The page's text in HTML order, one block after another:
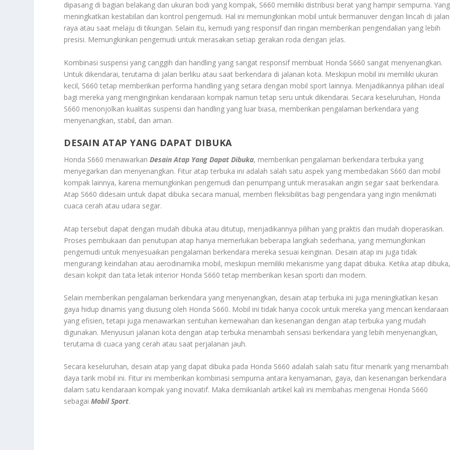
dipasang di bagian belakang dan ukuran bodi yang kompak, S660 memiliki distribusi berat yang hampir sempurna. Yang
meningkatkan kestabilan dan kontrol pengemudi. Hal ini memungkinkan mobil untuk bermanuver dengan lincah di jalan
raya atau saat melaju di tikungan. Selain itu, kemudi yang responsif dan ringan memberikan pengendalian yang lebih
presisi. Memungkinkan pengemudi untuk merasakan setiap gerakan roda dengan jelas.
Kombinasi suspensi yang canggih dan handling yang sangat responsif membuat Honda S660 sangat menyenangkan.
Untuk dikendarai, terutama di jalan berliku atau saat berkendara di jalanan kota. Meskipun mobil ini memiliki ukuran
kecil, S660 tetap memberikan performa handling yang setara dengan mobil sport lainnya. Menjadikannya pilihan ideal
bagi mereka yang menginginkan kendaraan kompak namun tetap seru untuk dikendarai. Secara keseluruhan, Honda
S660 menonjolkan kualitas suspensi dan handling yang luar biasa, memberikan pengalaman berkendara yang
menyenangkan, stabil, dan aman.
DESAIN ATAP YANG DAPAT DIBUKA
Honda S660 menawarkanDesain Atap Yang Dapat Dibuka, memberikan pengalaman berkendara terbuka yang
menyegarkan dan menyenangkan. Fitur atap terbuka ini adalah salah satu aspek yang membedakan S660 dari mobil
kompak lainnya, karena memungkinkan pengemudi dan penumpang untuk merasakan angin segar saat berkendara.
Atap S660 didesain untuk dapat dibuka secara manual, memberi fleksibilitas bagi pengendara yang ingin menikmati
cuaca cerah atau udara segar.
Atap tersebut dapat dengan mudah dibuka atau ditutup, menjadikannya pilihan yang praktis dan mudah dioperasikan.
Proses pembukaan dan penutupan atap hanya memerlukan beberapa langkah sederhana, yang memungkinkan
pengemudi untuk menyesuaikan pengalaman berkendara mereka sesuai keinginan. Desain atap ini juga tidak
mengurangi keindahan atau aerodinamika mobil, meskipun memiliki mekanisme yang dapat dibuka. Ketika atap
desain kokpit dan tata letak interior Honda S660 tetap memberikan kesan sporti dan modern.
Selain memberikan pengalaman berkendara yang menyenangkan, desain atap terbuka ini juga meningkatkan kesan
gaya hidup dinamis yang diusung oleh Honda S660. Mobil ini tidak hanya cocok untuk mereka yang mencari kendaraan
yang efisien, tetapi juga menawarkan sentuhan kemewahan dan kesenangan dengan atap terbuka yang mudah
digunakan. Menyusuri jalanan kota dengan atap terbuka menambah sensasi berkendara yang lebih menyenangkan,
terutama di cuaca yang cerah atau saat perjalanan jauh.
Secara keseluruhan, desain atap yang dapat dibuka pada Honda S660 adalah salah satu fitur menarik yang menambah
daya tarik mobil ini. Fitur ini memberikan kombinasi sempurna antara kenyamanan, gaya, dan kesenangan berkendara
dalam satu kendaraan kompak yang inovatif. Maka demikianlah artikel kali ini membahas mengenai Honda S660
sebagaiMobil Sport.